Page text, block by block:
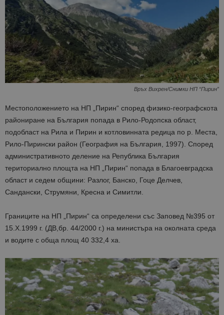
Връх Вихрен/Снимки НП “Пирин”
Местоположението на НП „Пирин“ според физико-географскота
райониране на България попада в Рило-Родопска област,
подобласт на Рила и Пирин и котловинната редица по р. Места,
Рило-Пирински район (География на България, 1997). Според
административното деление на Република България
териториално площта на НП „Пирин“ попада в Благоевградска
област и седем общини: Разлог, Банско, Гоце Делчев,
Сандански, Струмяни, Кресна и Симитли.
Границите на НП „Пирин“ са определени със Заповед №395 от
15.Х.1999 г. (ДВ,бр. 44/2000 г.) на министъра на околната среда
и водите с обща площ 40 332,4 ха.